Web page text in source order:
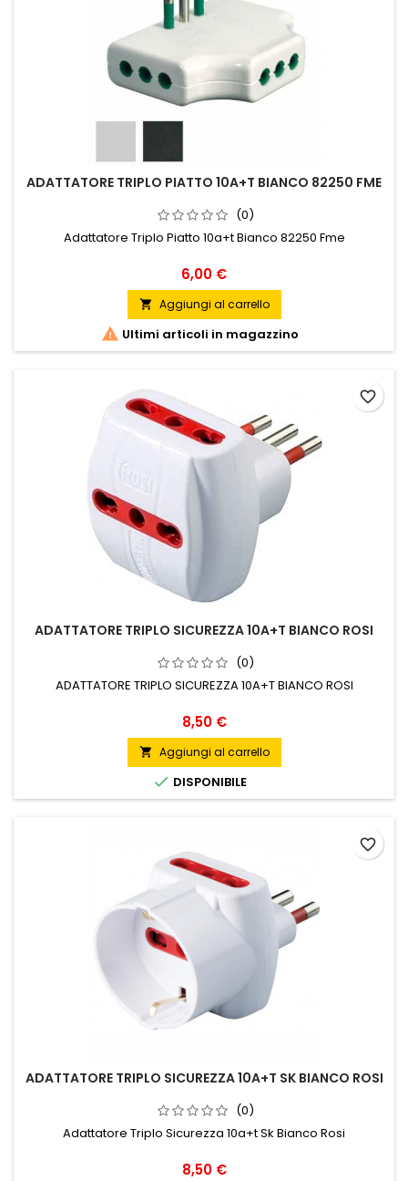
ADATTATORE TRIPLO PIATTO 10A+T BIANCO 82250 FME
(0)
Adattatore Triplo Piatto 10a+t Bianco 82250 Fme
Prezzo
6,00 €
 Aggiungi al carrello
 Ultimi articoli in magazzino
ADATTATORE TRIPLO SICUREZZA 10A+T BIANCO ROSI
(0)
ADATTATORE TRIPLO SICUREZZA 10A+T BIANCO ROSI
Prezzo
8,50 €
 Aggiungi al carrello
 DISPONIBILE
favorite_border
ADATTATORE TRIPLO SICUREZZA 10A+T SK BIANCO ROSI
(0)
Adattatore Triplo Sicurezza 10a+t Sk Bianco Rosi
Prezzo
8,50 €
favorite_border